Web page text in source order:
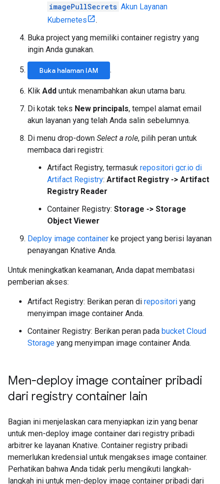
imagePullSecrets Akun Layanan
Kubernetes
.
Buka project yang memiliki container registry yang
ingin Anda gunakan.
Buka halaman IAM .
Klik Add untuk menambahkan akun utama baru.
Di kotak teks New principals, tempel alamat email
akun layanan yang telah Anda salin sebelumnya.
Di menu drop-down Select a role, pilih peran untuk
membaca dari registri:
Artifact Registry, termasuk repositori gcr.io di
Artifact Registry: Artifact Registry -> Artifact
Registry Reader
Container Registry: Storage -> Storage
Object Viewer
Deploy image container ke project yang berisi layanan
penayangan Knative Anda.
Untuk meningkatkan keamanan, Anda dapat membatasi
pemberian akses:
Artifact Registry: Berikan peran di repositori yang
menyimpan image container Anda.
Container Registry: Berikan peran pada bucket Cloud
Storage yang menyimpan image container Anda.
Men-deploy image container pribadi
dari registry container lain
Bagian ini menjelaskan cara menyiapkan izin yang benar
untuk men-deploy image container dari registry pribadi
arbitrer ke layanan Knative. Container registry pribadi
memerlukan kredensial untuk mengakses image container.
Perhatikan bahwa Anda tidak perlu mengikuti langkah-
langkah ini untuk men-deploy image container pribadi dari